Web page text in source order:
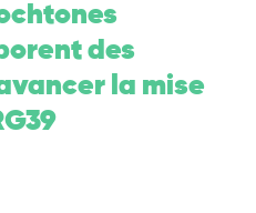
des
la mise